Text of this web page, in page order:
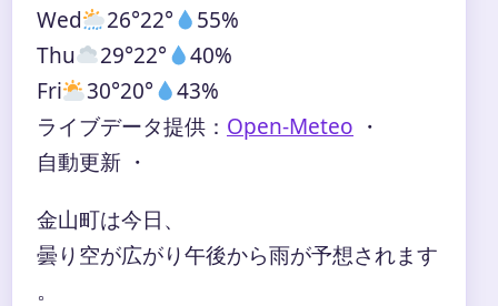
Wed
26°22°
55%
Thu
29°22°
40%
Fri
30°20°
43%
ライブデータ提供： Open-Meteo ・
自動更新 ・
金山町は今日、
曇り空が広がり午後から雨が予想されます
。